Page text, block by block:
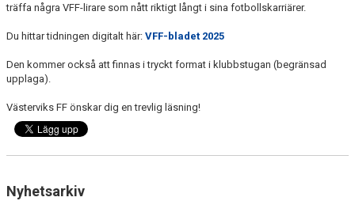
MATCHER
träffa några VFF-lirare som nått riktigt långt i sina fotbollskarriärer.
Du hittar tidningen digitalt här: VFF-bladet 2025
Den kommer också att finnas i tryckt format i klubbstugan (begränsad
upplaga).
Västerviks FF önskar dig en trevlig läsning!
Nyhetsarkiv